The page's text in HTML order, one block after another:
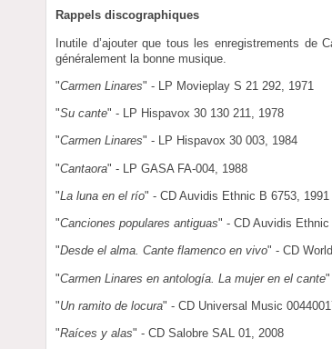
Rappels discographiques
Inutile d’ajouter que tous les enregistrements de
généralement la bonne musique.
"Carmen Linares" - LP Movieplay S 21 292, 1971
"Su cante" - LP Hispavox 30 130 211, 1978
"Carmen Linares" - LP Hispavox 30 003, 1984
"Cantaora" - LP GASA FA-004, 1988
"La luna en el río" - CD Auvidis Ethnic B 6753, 1991
"Canciones populares antiguas" - CD Auvidis
"Desde el alma. Cante flamenco en vivo" - CD
"Carmen Linares en antología. La mujer en el cante"
"Un ramito de locura" - CD Universal Music
"Raíces y alas" - CD Salobre SAL 01, 2008